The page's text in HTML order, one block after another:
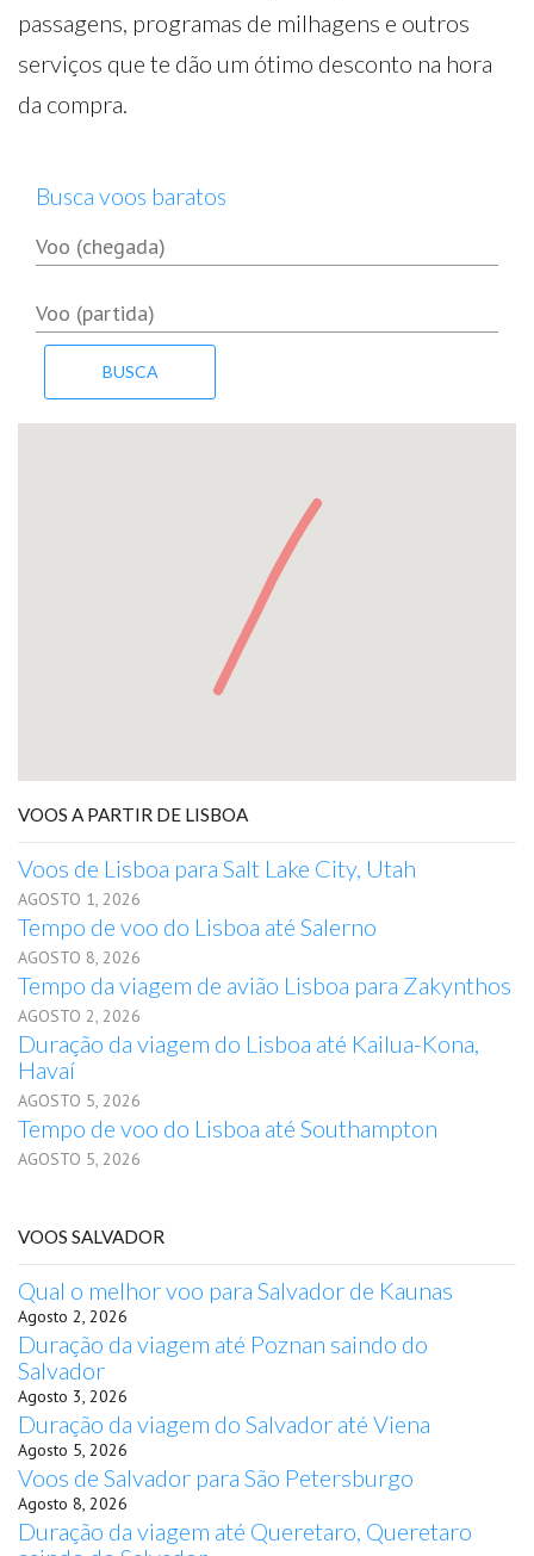
passagens, programas de milhagens e outros
serviços que te dão um ótimo desconto na hora
da compra.
Busca voos baratos
VOOS A PARTIR DE LISBOA
Voos de Lisboa para Salt Lake City, Utah
AGOSTO 1, 2026
Tempo de voo do Lisboa até Salerno
AGOSTO 8, 2026
Tempo da viagem de avião Lisboa para Zakynthos
AGOSTO 2, 2026
Duração da viagem do Lisboa até Kailua-Kona,
Havaí
AGOSTO 5, 2026
Tempo de voo do Lisboa até Southampton
AGOSTO 5, 2026
VOOS SALVADOR
Qual o melhor voo para Salvador de Kaunas
Agosto 2, 2026
Duração da viagem até Poznan saindo do
Salvador
Agosto 3, 2026
Duração da viagem do Salvador até Viena
Agosto 5, 2026
Voos de Salvador para São Petersburgo
Agosto 8, 2026
Duração da viagem até Queretaro, Queretaro